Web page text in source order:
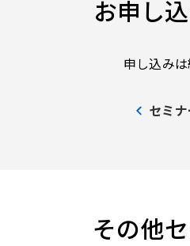
お申し
申し込みは
セミ
その他